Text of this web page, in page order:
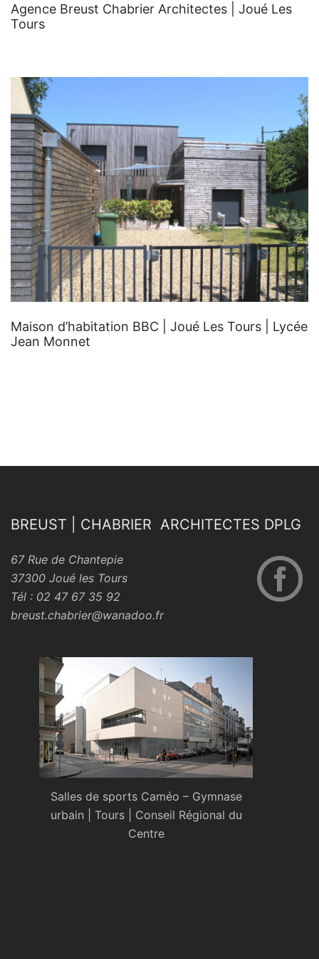
Agence Breust Chabrier Architectes | Joué Les
Tours
Maison d’habitation BBC | Joué Les Tours | Lycée
Jean Monnet
BREUST | CHABRIER ARCHITECTES DPLG
67 Rue de Chantepie
37300 Joué les Tours
Tél : 02 47 67 35 92
breust.chabrier@wanadoo.fr
Salles de sports Caméo – Gymnase
urbain | Tours | Conseil Régional du
Centre